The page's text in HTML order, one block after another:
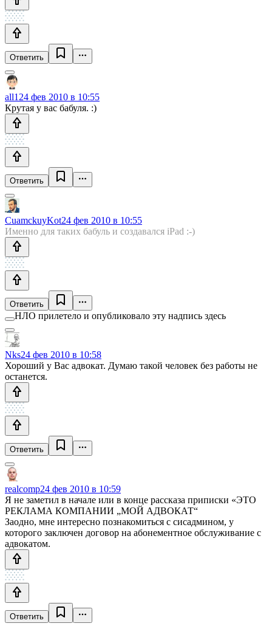
Ответить
all1 24 фев 2010 в 10:55
Крутая у вас бабуля. :)
Ответить
CuamckuyKot24 фев 2010 в 10:55
Именно для таких бабуль и создавался iPad :-)
Ответить
НЛО прилетело и опубликовало эту надпись здесь
Nks24 фев 2010 в 10:58
Хороший у Вас адвокат. Думаю такой человек без работы не
останется.
Ответить
realcomp24 фев 2010 в 10:59
Я не заметил в начале или в конце рассказа приписки «ЭТО
РЕКЛАМА КОМПАНИИ „МОЙ АДВОКАТ“
Заодно, мне интересно познакомиться с сисадмином, у
которого заключен договор на абонементное обслуживание с
адвокатом.
Ответить